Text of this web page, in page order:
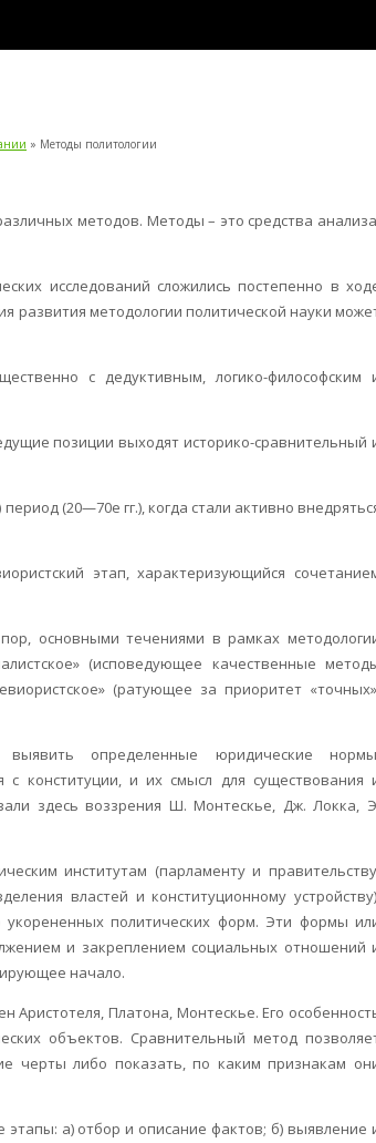
» Методы политологии
методов. Методы – это средства
исследований сложились постепенно в
развития методологии политической науки
с дедуктивным, логико-философским
позиции выходят историко-сравнительный
(20—70е гг.), когда стали активно
этап, характеризующийся
основными течениями в рамках
(исповедующее качественные
(ратующее за приоритет
определенные юридические
конституции, и их смысл для существования
здесь воззрения Ш. Монтескье, Дж. Локка,
институтам (парламенту и
властей и конституционному
укорененных политических форм. Эти формы
и закреплением социальных отношений
начало.
Платона, Монтескье. Его
объектов. Сравнительный метод
черты либо показать, по каким признакам
а) отбор и описание фактов; б) выявление